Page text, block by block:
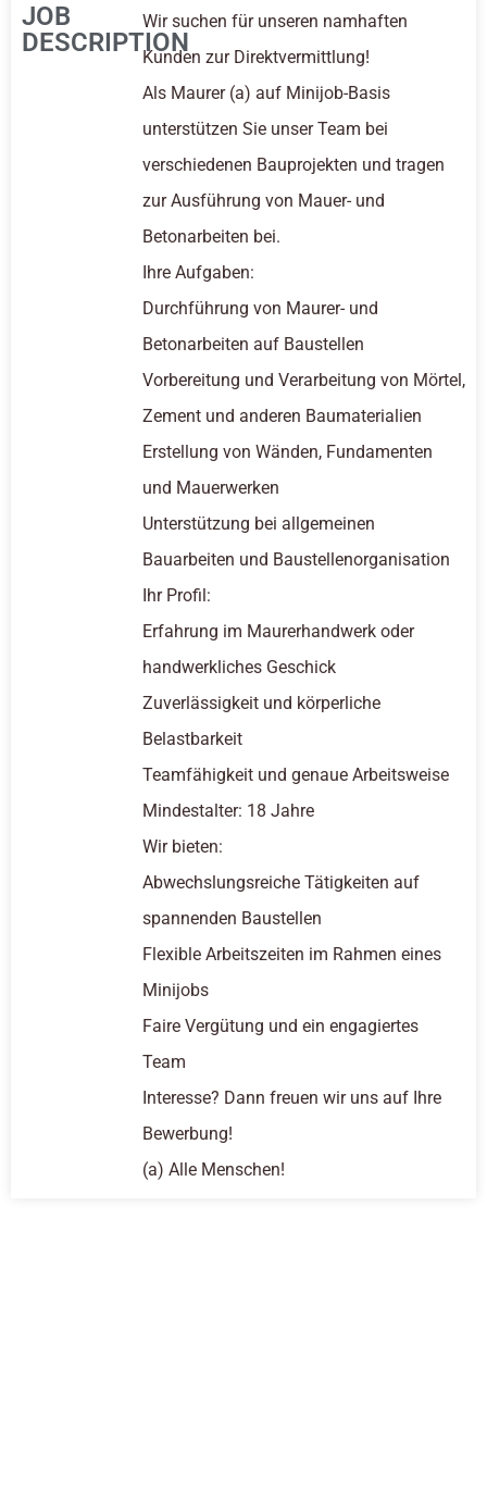
JOB
DESCRIPTION
Wir suchen für unseren namhaften
Kunden zur Direktvermittlung!
Als Maurer (a) auf Minijob-Basis
unterstützen Sie unser Team bei
verschiedenen Bauprojekten und tragen
zur Ausführung von Mauer- und
Betonarbeiten bei.
Ihre Aufgaben:
Durchführung von Maurer- und
Betonarbeiten auf Baustellen
Vorbereitung und Verarbeitung von Mörtel,
Zement und anderen Baumaterialien
Erstellung von Wänden, Fundamenten
und Mauerwerken
Unterstützung bei allgemeinen
Bauarbeiten und Baustellenorganisation
Ihr Profil:
Erfahrung im Maurerhandwerk oder
handwerkliches Geschick
Zuverlässigkeit und körperliche
Belastbarkeit
Teamfähigkeit und genaue Arbeitsweise
Mindestalter: 18 Jahre
Wir bieten:
Abwechslungsreiche Tätigkeiten auf
spannenden Baustellen
Flexible Arbeitszeiten im Rahmen eines
Minijobs
Faire Vergütung und ein engagiertes
Team
Interesse? Dann freuen wir uns auf Ihre
Bewerbung!
(a) Alle Menschen!